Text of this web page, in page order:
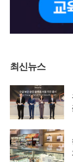
최신뉴스